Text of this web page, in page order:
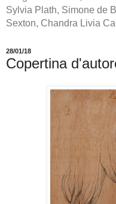
Sylvia Plath, Simone de
Sexton, Chandra Livia
28/01/18
Copertina